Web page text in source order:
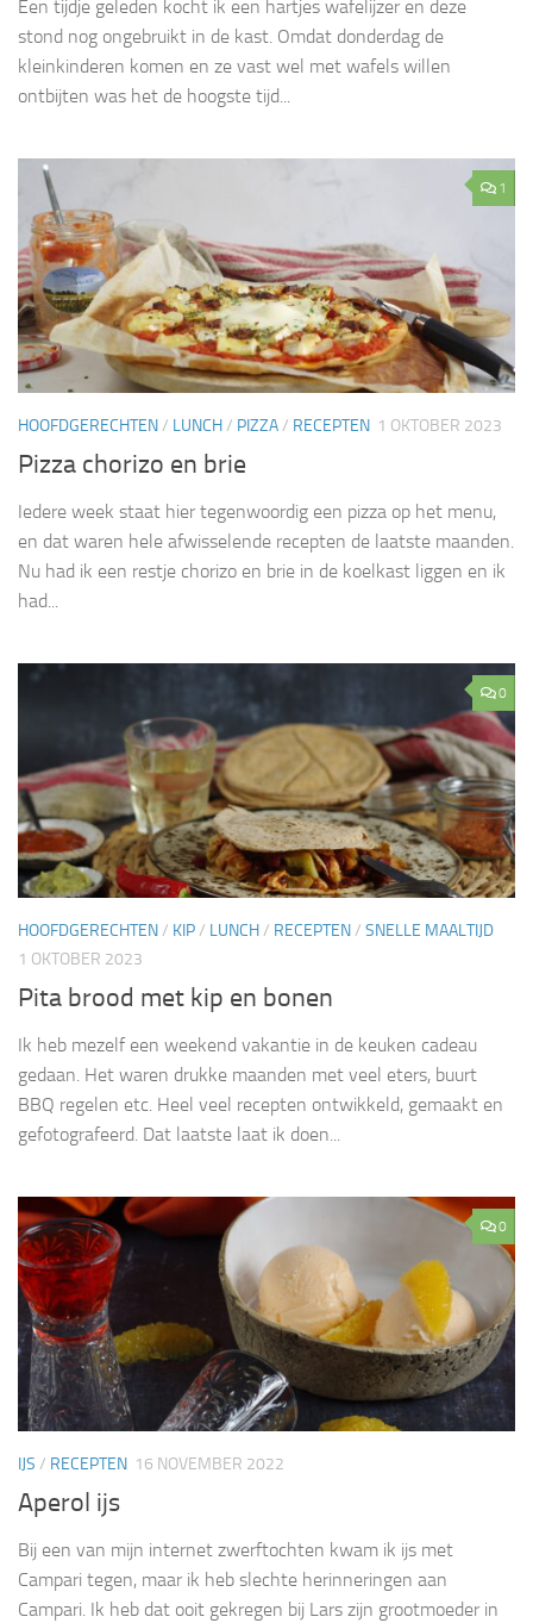
Een tijdje geleden kocht ik een hartjes wafelijzer en deze
stond nog ongebruikt in de kast. Omdat donderdag de
kleinkinderen komen en ze vast wel met wafels willen
ontbijten was het de hoogste tijd...
1
HOOFDGERECHTEN/ LUNCH/ PIZZA/ RECEPTEN 1 OKTOBER 2023
Pizza chorizo en brie
Iedere week staat hier tegenwoordig een pizza op het menu,
en dat waren hele afwisselende recepten de laatste maanden.
Nu had ik een restje chorizo en brie in de koelkast liggen en ik
had...
0
HOOFDGERECHTEN/ KIP/ LUNCH/ RECEPTEN/ SNELLE MAALTIJD
1 OKTOBER 2023
Pita brood met kip en bonen
Ik heb mezelf een weekend vakantie in de keuken cadeau
gedaan. Het waren drukke maanden met veel eters, buurt
BBQ regelen etc. Heel veel recepten ontwikkeld, gemaakt en
gefotografeerd. Dat laatste laat ik doen...
0
IJS / RECEPTEN 16 NOVEMBER 2022
Aperol ijs
Bij een van mijn internet zwerftochten kwam ik ijs met
Campari tegen, maar ik heb slechte herinneringen aan
Campari. Ik heb dat ooit gekregen bij Lars zijn grootmoeder in